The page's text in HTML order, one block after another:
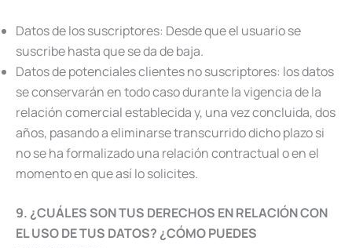
Datos de los suscriptores: Desde que el usuario se
suscribe hasta que se da de baja.
Datos de potenciales clientes no suscriptores: los datos
se conservarán en todo caso durante la vigencia de la
relación comercial establecida y, una vez concluida, dos
años, pasando a eliminarse transcurrido dicho plazo si
no se ha formalizado una relación contractual o en el
momento en que así lo solicites.
9. ¿CUÁLES SON TUS DERECHOS EN RELACIÓN CON
EL USO DE TUS DATOS? ¿CÓMO PUEDES